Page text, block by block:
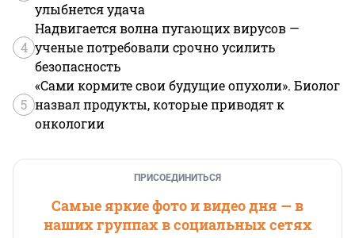
улыбнется удача
4
Надвигается волна пугающих вирусов —
ученые потребовали срочно усилить
безопасность
5
«Сами кормите свои будущие опухоли». Биолог
назвал продукты, которые приводят к
онкологии
ПРИСОЕДИНИТЬСЯ
Самые яркие фото и видео дня — в
наших группах в социальных сетях